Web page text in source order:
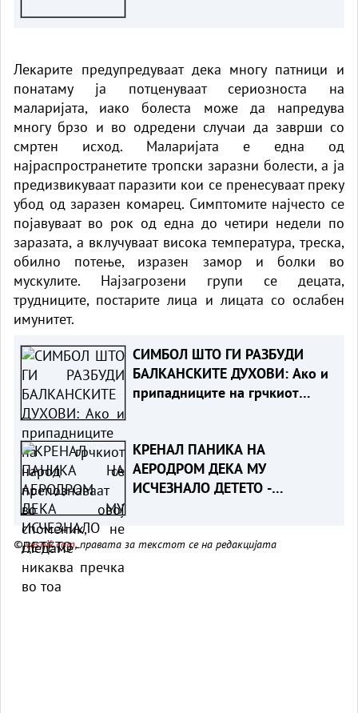
Лекарите предупредуваат дека многу патници и
понатаму ја потценуваат сериозноста на
маларијата, иако болеста може да напредува
многу брзо и во одредени случаи да заврши со
смртен исход. Маларијата е една од
најраспространетите тропски заразни болести, а ја
предизвикуваат паразити кои се пренесуваат преку
убод од заразен комарец. Симптомите најчесто се
појавуваат во рок од една до четири недели по
заразата, а вклучуваат висока температура, треска,
обилно потење, изразен замор и болки во
мускулите. Најзагрозени групи се децата,
трудниците, постарите лица и лицата со ослабен
имунитет.
СИМБОЛ ШТО ГИ РАЗБУДИ
БАЛКАНСКИТЕ ДУХОВИ: Ако и
припадниците на грчкиот
никаква пречка во тоа
КРЕНАЛ ПАНИКА НА
АЕРОДРОМ ДЕКА МУ
ИСЧЕЗНАЛО ДЕТЕТО -
©vesnik.com, правата за текстот се на редакцијата